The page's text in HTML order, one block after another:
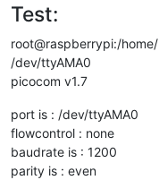
Test:
root@raspberrypi:/
/dev/ttyAMA0
picocom v1.7
port is : /dev/ttyAMA0
flowcontrol : none
baudrate is : 1200
parity is : even